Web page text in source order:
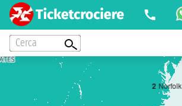
Cerca
2 Norfolk